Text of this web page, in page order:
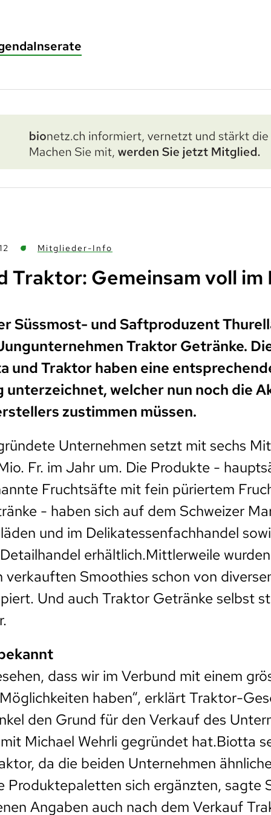
Inserate
Mitglieder-Info
Traktor: Gemeinsam voll
Süssmost- und Saftproduzent
Traktor Getränke.
und Traktor haben eine
unterzeichnet, welcher nun noch die
zustimmen müssen.
Unternehmen setzt mit sechs
Fr. im Jahr um. Die Produkte -
Fruchtsäfte mit fein püriertem
- haben sich auf dem Schweizer
und im Delikatessenfachhandel
erhältlich.Mittlerweile
verkauften Smoothies schon von
Und auch Traktor Getränke selbst
dass wir im Verbund mit einem
haben“, erklärt Traktor-
den Grund für den Verkauf des
Michael Wehrli gegründet hat.Biotta
da die beiden Unternehmen
Produktepaletten sich ergänzten, sagte
Angaben auch nach dem Verkauf